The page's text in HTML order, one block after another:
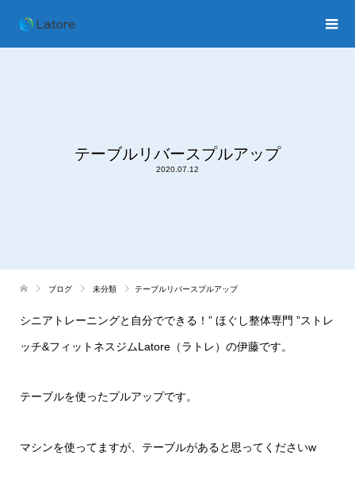
テーブルリバースプルアップ
2020.07.12
ブログ 未分類 テーブルリバースプルアップ
シニアトレーニングと自分でできる！ ” ほぐし整体専門 ”ストレ
ッチ&フィットネスジムLatore（ラトレ）の伊藤です。
テーブルを使ったプルアップです。
マシンを使ってますが、テーブルがあると思ってくださいw